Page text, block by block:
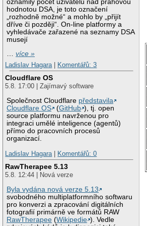
oznámily počet uživatelů nad prahovou
hodnotou DSA, je toto označení
„rozhodně možné“ a mohlo by „přijít
dříve či později“. On-line platformy a
vyhledávače zařazené na seznamy DSA
musejí
…více »
Ladislav Hagara
Komentářů: 3
Cloudflare OS
5.8. 17:00 | Zajímavý software
Společnost Cloudflare představila
Cloudflare OS
(GitHub ), tj. open
source platformu navrženou pro
integraci umělé inteligence (agentů)
přímo do pracovních procesů
organizací.
Ladislav Hagara
Komentářů: 0
RawTherapee 5.13
5.8. 12:44 | Nová verze
Byla vydána nová verze 5.13
svobodného multiplatformního softwaru
pro konverzi a zpracování digitálních
fotografií primárně ve formátů RAW
RawTherapee (Wikipedie ). Vedle